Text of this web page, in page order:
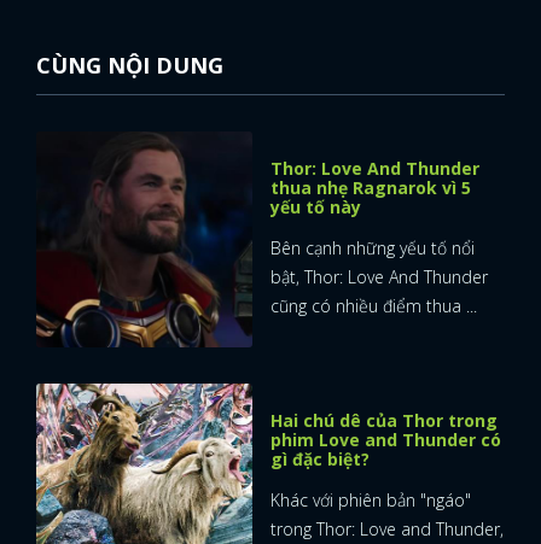
CÙNG NỘI DUNG
Thor: Love And Thunder
thua nhẹ Ragnarok vì 5
yếu tố này
Bên cạnh những yếu tố nổi
bật, Thor: Love And Thunder
cũng có nhiều điểm thua ...
Hai chú dê của Thor trong
phim Love and Thunder có
gì đặc biệt?
Khác với phiên bản "ngáo"
trong Thor: Love and Thunder,